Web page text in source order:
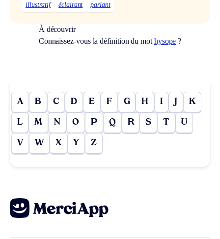
illustratif éclairant parlant
À découvrir
Connaissez-vous la définition du mot hysope ?
A B C D E F G H I J K
L M N O P Q R S T U
V W X Y Z